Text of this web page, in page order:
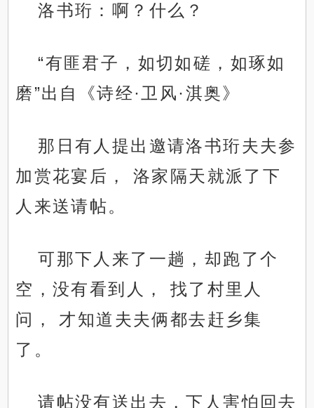
洛书珩：啊？什么？
“有匪君子，如切如磋，如琢如
磨”出自《诗经·卫风·淇奥》
那日有人提出邀请洛书珩夫夫参
加赏花宴后， 洛家隔天就派了下
人来送请帖。
可那下人来了一趟，却跑了个
空，没有看到人， 找了村里人
问， 才知道夫夫俩都去赶乡集
了。
请帖没有送出去，下人害怕回去